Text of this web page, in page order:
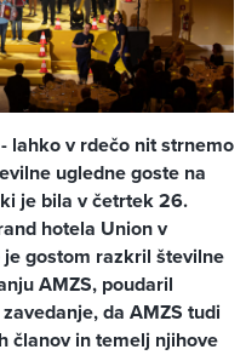
lahko v rdečo nit strnemo
ugledne goste na
je bila v četrtek 26.
hotela Union v
gostom razkril številne
AMZS, poudaril
da AMZS tudi
članov in temelj njihove